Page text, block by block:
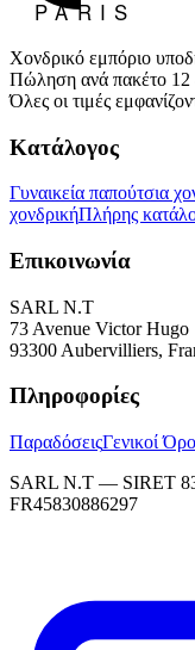
Χονδρικό εμπόριο
Πώληση ανά πακέτο 12
Όλες οι τιμές
Κατάλογος
Γυναικεία παπούτσια
χονδρικήΠλήρης
Επικοινωνία
SARL N.T
73 Avenue Victor Hugo
93300 Aubervilliers,
Πληροφορίες
ΠαραδόσειςΓενικοί
SARL N.T — SIRET
FR45830886297